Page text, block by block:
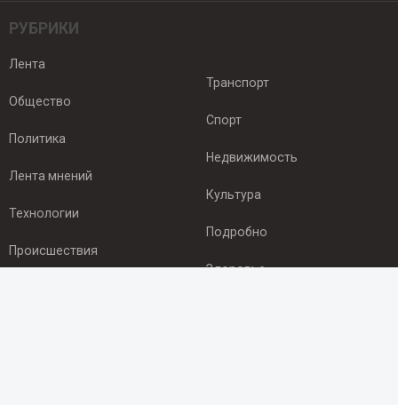
РУБРИКИ
Лента
Общество
Политика
Лента мнений
Технологии
Происшествия
Транспорт
Спорт
Недвижимость
Культура
Подробно
Здоровье